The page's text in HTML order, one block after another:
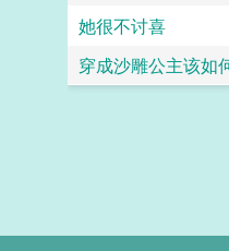
她很不讨喜
穿成沙雕公主该如